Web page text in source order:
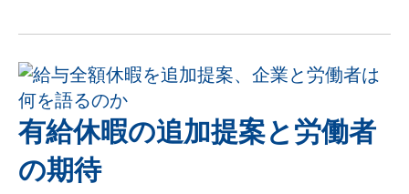
有給休暇の追加提案と労働者
の期待